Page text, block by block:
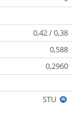
0,42 / 0,38
0,588
0,2960
STU